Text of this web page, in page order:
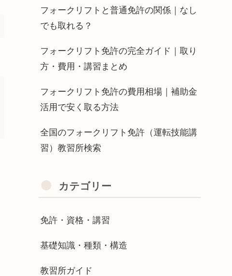
フォークリフトと普通免許の関係｜なし
でも取れる？
フォークリフト免許の完全ガイド｜取り
方・費用・講習まとめ
フォークリフト免許の費用相場｜補助金
活用で安く取る方法
全国のフォークリフト免許（運転技能講
習）教習所検索
カテゴリー
免許・資格・講習
基礎知識・種類・構造
教習所ガイド